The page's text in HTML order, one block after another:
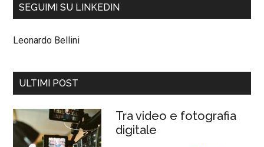
SEGUIMI SU LINKEDIN
Leonardo Bellini
ULTIMI POST
Tra video e fotografia
digitale